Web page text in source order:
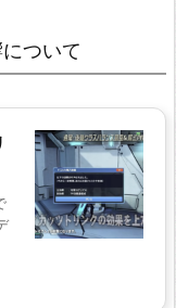
ついて